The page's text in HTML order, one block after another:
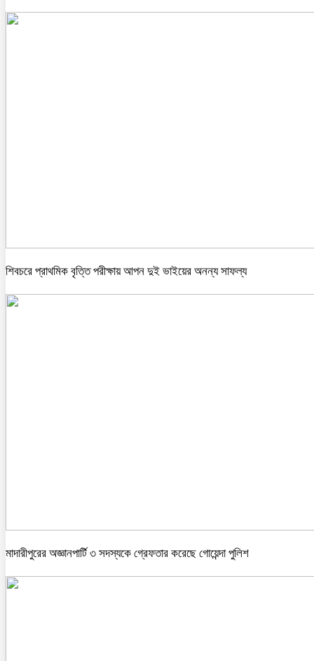
শিবচরে প্রাথমিক বৃত্তি পরীক্ষায় আপন দুই ভাইয়ের অনন্য সাফল্য
মাদারীপুরের অজ্ঞানপার্টি ৩ সদস্যকে গ্রেফতার করেছে গোয়েন্দা পুলিশ